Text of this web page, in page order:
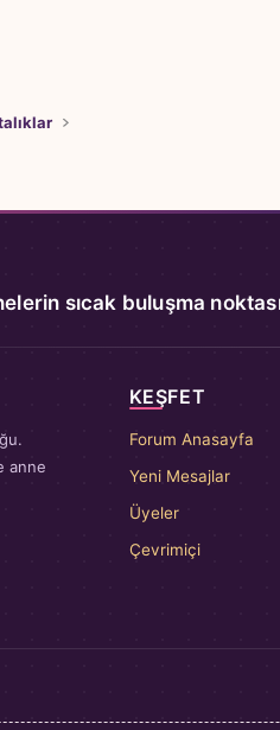
sıcak buluşma
anne
KEŞFET
Forum Anasayfa
Yeni Mesajlar
Üyeler
Çevrimiçi